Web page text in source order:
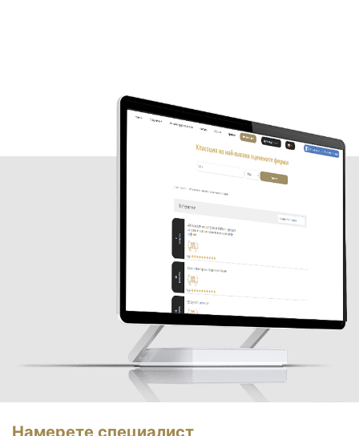
Намерете специалист